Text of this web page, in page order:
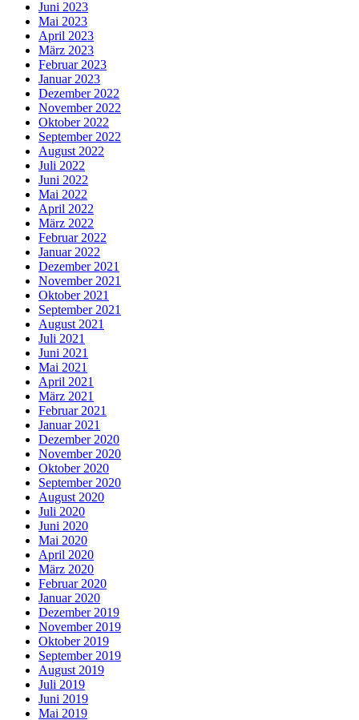
Juni 2023
Mai 2023
April 2023
März 2023
Februar 2023
Januar 2023
Dezember 2022
November 2022
Oktober 2022
September 2022
August 2022
Juli 2022
Juni 2022
Mai 2022
April 2022
März 2022
Februar 2022
Januar 2022
Dezember 2021
November 2021
Oktober 2021
September 2021
August 2021
Juli 2021
Juni 2021
Mai 2021
April 2021
März 2021
Februar 2021
Januar 2021
Dezember 2020
November 2020
Oktober 2020
September 2020
August 2020
Juli 2020
Juni 2020
Mai 2020
April 2020
März 2020
Februar 2020
Januar 2020
Dezember 2019
November 2019
Oktober 2019
September 2019
August 2019
Juli 2019
Juni 2019
Mai 2019